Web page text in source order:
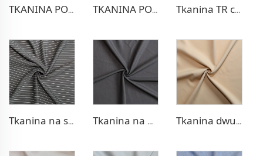
TKANINA POLIESTEROWO-WEŁNIA RAYONOWA NA SPODNIE ELASTYCZNA TKANINA POLIESTEROWO-WEŁNIA RAYONOWA NA KOSTIUM KOLEŻKOWY Tkanina TR czterokierunkowa stretch do spodni
Tkanina na spodnie w stylu TR Strip Tkanina na marynarkę rozciągliwą TR Tkanina dwustronna poliestrowa na sukienkę